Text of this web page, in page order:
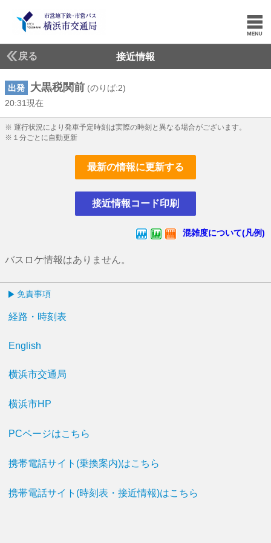
戻る 接近情報
出発 大黒税関前 (のりば:2)
20:31現在
※ 運行状況により発車予定時刻は実際の時刻と異なる場合がございます。
※１分ごとに自動更新
最新の情報に更新する
接近情報コード印刷
混雑度について(凡例)
バスロケ情報はありません。
免責事項
経路・時刻表
English
横浜市交通局
横浜市HP
PCページはこちら
携帯電話サイト(乗換案内)はこちら
携帯電話サイト(時刻表・接近情報)はこちら